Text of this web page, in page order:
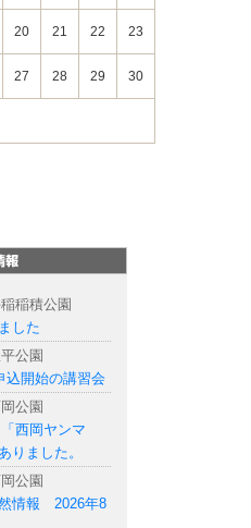
20 21 22 23
27 28 29 30
稲積公園
した
公園
込開始の講習会
公園
西岡ヤンマ
りました。
公園
情報 2026年8